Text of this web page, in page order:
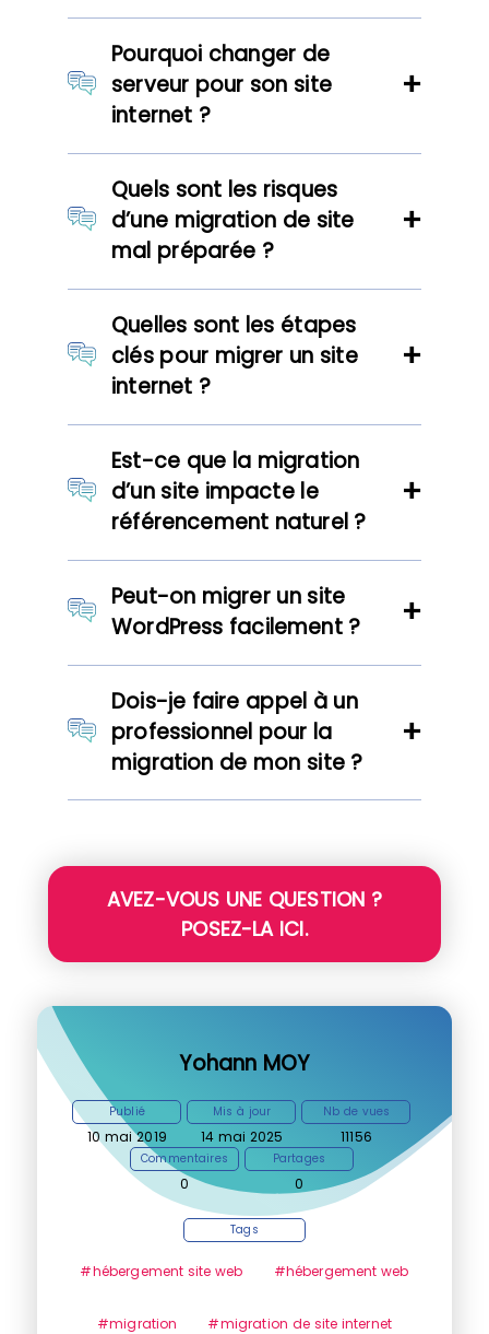
Pourquoi changer de
serveur pour son site
internet ?
Quels sont les risques
d’une migration de site
mal préparée ?
Quelles sont les étapes
clés pour migrer un site
internet ?
Est-ce que la migration
d’un site impacte le
référencement naturel ?
Peut-on migrer un site
WordPress facilement ?
Dois-je faire appel à un
professionnel pour la
migration de mon site ?
AVEZ-VOUS UNE QUESTION ?
POSEZ-LA ICI.
Yohann MOY
Publié
10 mai 2019
Mis à jour
14 mai 2025
Nb de vues
11156
Commentaires
0
Partages
0
Tags
#hébergement site web #hébergement web
#migration #migration de site internet